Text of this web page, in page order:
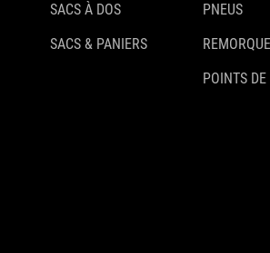
SACS À DOS
SACS & PANIERS
PNEUS
REMORQUE
POINTS